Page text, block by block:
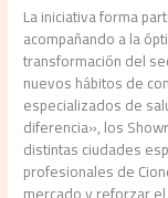
La iniciativa forma
acompañando a la
transformación del
nuevos hábitos de
especializados de
diferencia», los
distintas ciudades
profesionales de